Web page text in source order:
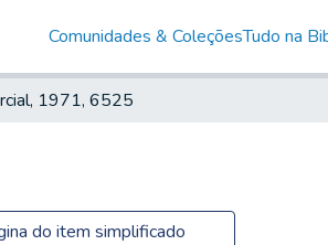
Comunidades & ColeçõesTudo na
1971, 6525
do item simplificado